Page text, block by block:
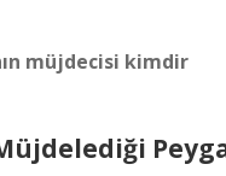
müjdecisi kimdir